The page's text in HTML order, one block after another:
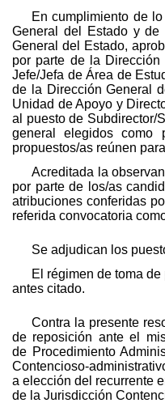
En cumplimiento de
General del Estado y de
General del Estado,
por parte de la
Jefe/Jefa de Área de
de la Dirección General
Unidad de Apoyo y
al puesto de Subdirector/
general elegidos como
propuestos/as reúnen
Acreditada la
por parte de los/as
atribuciones conferidas
referida convocatoria
Se adjudican los
El régimen de toma
antes citado.
Contra la presente
de reposición ante el
de Procedimiento
Contencioso-
a elección del recurrente
de la Jurisdicción